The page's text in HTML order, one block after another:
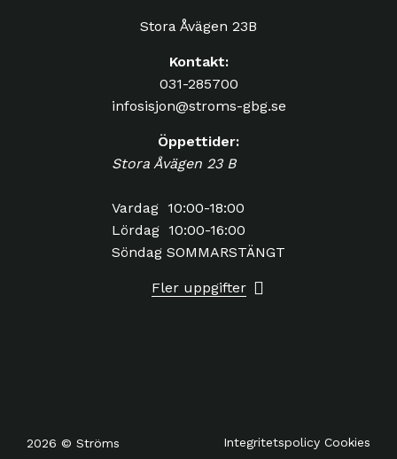
Stora Åvägen 23B
Kontakt:
031-285700
infosisjon@stroms-gbg.se
Öppettider:
Stora Åvägen 23 B
Vardag 10:00-18:00
Lördag 10:00-16:00
Söndag SOMMARSTÄNGT
Fler uppgifter
2026 © Ströms Integritetspolicy Cookies